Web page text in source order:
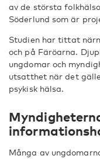
av de största
Söderlund som är
Studien har tittat
och på Färöarna.
ungdomar och
utsatthet när det
psykisk hälsa.
Många av